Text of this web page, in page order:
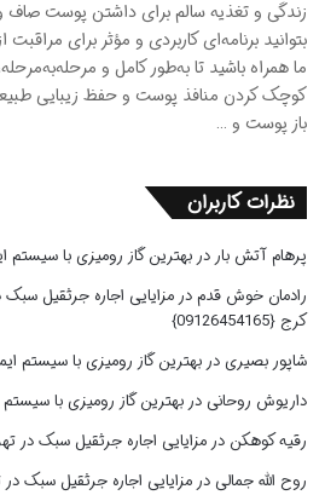
زندگی و تغذیه سالم برای داشتن پوست
بتوانید برنامه‌ای کاربردی و مؤثر برای
ما همراه باشید تا به‌طور کامل و
کوچک کردن منافذ پوست و حفظ زیبایی
باز پوست و …
نظرات کاربران
پرهام آتش بار در بهترین گاز رومیزی با سیستم
رادمان خوش قدمدر مزایایی اجاره جرثقیل سبک
کرج {09126454165}
شاپور بصیریدر بهترین گاز رومیزی با سیستم
داریوش روحانی در بهترین گاز رومیزی با
رقیه کوهکن در مزایایی اجاره جرثقیل سبک در تهران و
روح الله جمالی در مزایایی اجاره جرثقیل سبک در تهران و